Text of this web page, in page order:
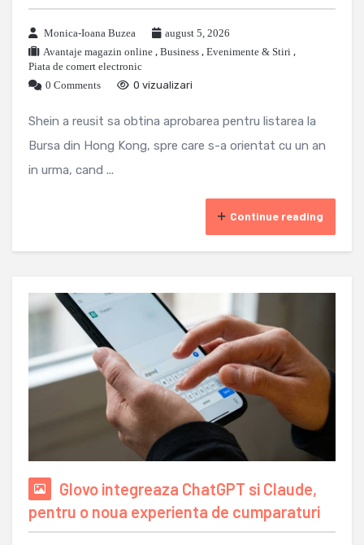
Monica-Ioana Buzea
august 5, 2026
Avantaje magazin online , Business , Evenimente & Stiri ,
Piata de comert electronic
0 Comments
0 vizualizari
Shein a reusit sa obtina aprobarea pentru listarea la
Bursa din Hong Kong, spre care s-a orientat cu un an
in urma, cand ...
Continue reading
Glovo integreaza ChatGPT si Claude,
pentru o noua experienta de cumparaturi